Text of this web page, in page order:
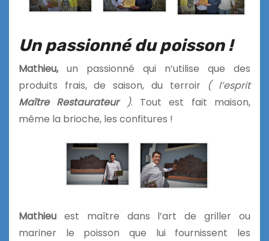
Un passionné du poisson !
Mathieu,un passionné qui n’utilise que des
produits frais, de saison, du terroir( l’esprit
Maître Restaurateur). Tout est fait maison,
même la brioche, les confitures !
Mathieu est maître dans l’art de griller ou
mariner le poisson que lui fournissent les